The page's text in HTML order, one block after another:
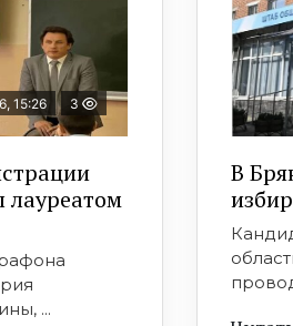
15:26 3
лауреатом
...
В